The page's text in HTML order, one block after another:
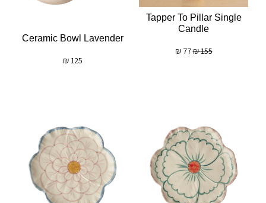
Tapper To Pillar Single
Candle
155
₪
77
₪
Ceramic Bowl Lavender
125
₪